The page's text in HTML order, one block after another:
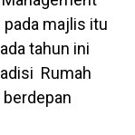
pada majlis itu
tahun ini
Rumah